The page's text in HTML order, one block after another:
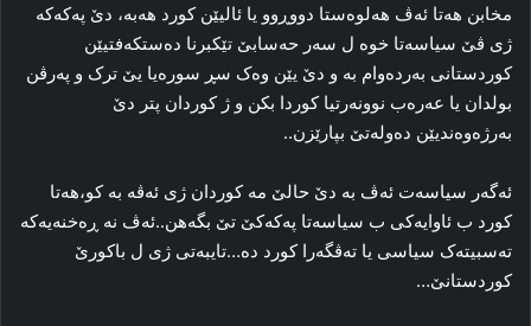
مخابن هه‌تا ئه‌ڤ هه‌لوه‌ستا دووڕوو یا ئالیێن کورد هه‌به‌، دێ پەکەکە
ژی ڤێ سیاسه‌تا خوه‌ ل سه‌ر حه‌سابێ تێکبرنا ده‌ستکه‌فتیێن
کوردستانی به‌رده‌وام به‌ و دێ یێن وه‌ک سڕ سوره‌یا یێ ترک و په‌رڤن
بولدان یا عه‌ره‌ب نوونه‌رتیا کوردا بکن و ژ کوردان پتر دێ
به‌رژه‌وه‌ندیێن ده‌وله‌تێ بپارێزن..
ئه‌گه‌ر سیاسه‌ت ئه‌ڤ به‌ دێ حالێ مه‌ کوردان ژی ئه‌ڤە به‌ کو،هه‌تا
کورد ب ئاوایه‌کی ب سیاسه‌تا پەکەکێ تێ بگەهن..ئه‌ڤ نه‌ ڕه‌خنه‌یه‌که‌
ته‌سبیته‌ک سیاسی یا ته‌ڤگه‌را کورد ده‌…تایبه‌تی ژی ل باکورێ
کوردستانێ…